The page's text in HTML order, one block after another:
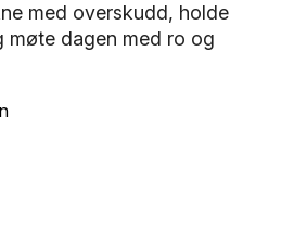
med overskudd, holde
møte dagen med ro og